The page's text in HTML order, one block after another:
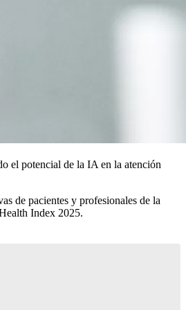
el potencial de la IA en la atención
de pacientes y profesionales de la
Index 2025.​